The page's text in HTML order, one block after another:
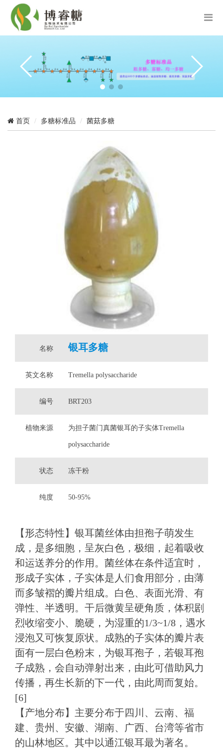
首页 多糖标准品 菌菇多糖
名称 银耳多糖
英文名称 Tremella polysaccharide
编号 BRT203
植物来源 为担子菌门真菌银耳的子实体Tremella
polysaccharide
状态 冻干粉
纯度 50-95%
【形态特性】银耳菌丝体由担孢子萌发生
成，是多细胞，呈灰白色，极细，起着吸收
和运送养分的作用。菌丝体在条件适宜时，
形成子实体，子实体是人们食用部分，由薄
而多皱褶的瓣片组成。白色、表面光滑、有
弹性、半透明。干后微黄呈硬角质，体积剧
烈收缩变小、脆硬，为湿重的1/3~1/8，遇水
浸泡又可恢复原状。成熟的子实体的瓣片表
面有一层白色粉末，为银耳孢子，若银耳孢
子成熟，会自动弹射出来，由此可借助风力
传播，再生长新的下一代，由此周而复始。
[6]
【产地分布】主要分布于四川、云南、福
建、贵州、安徽、湖南、广西、台湾等省市
的山林地区。其中以通江银耳最为著名。